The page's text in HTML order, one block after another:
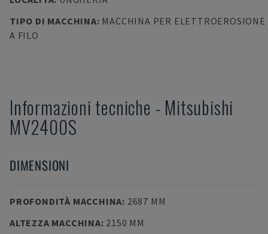
TIPO DI MACCHINA: MACCHINA PER ELETTROEROSIONE
A FILO
Informazioni tecniche - Mitsubishi
MV2400S
DIMENSIONI
PROFONDITÀ MACCHINA: 2687 MM
ALTEZZA MACCHINA: 2150 MM